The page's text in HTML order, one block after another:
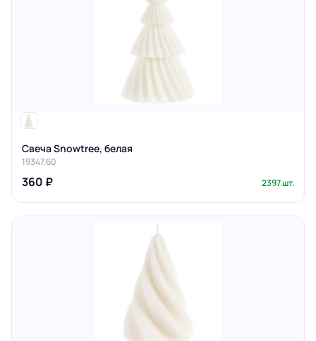
Свеча Snowtree, белая
19347.60
360 ₽ 2397 шт.